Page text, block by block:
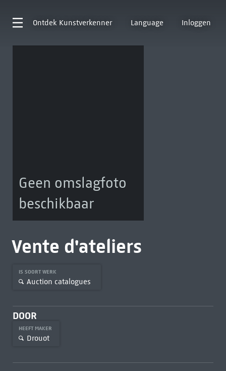
Ontdek Kunstverkenner Language Inloggen
Geen omslagfoto
beschikbaar
Vente d'ateliers
IS SOORT WERK
Auction catalogues
DOOR
HEEFT MAKER
Drouot